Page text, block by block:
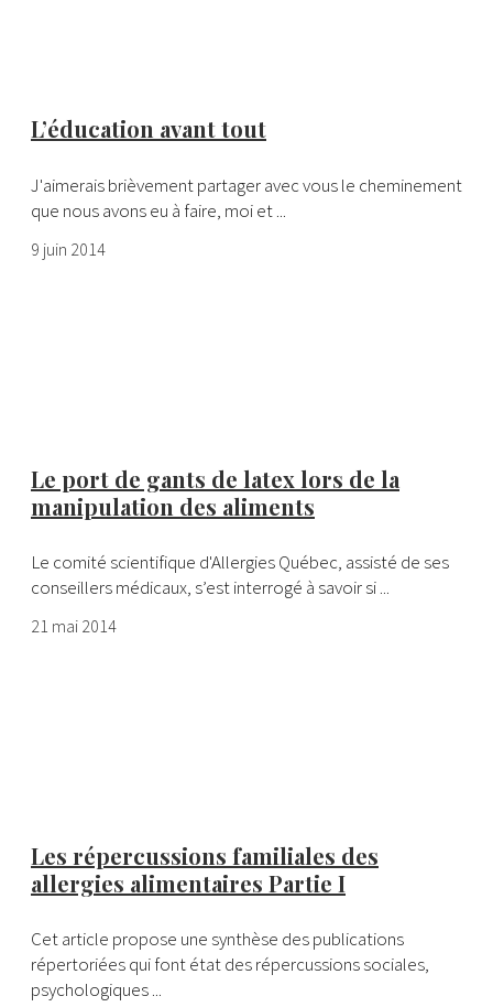
L’éducation avant tout
J'aimerais brièvement partager avec vous le cheminement
que nous avons eu à faire, moi et ...
9 juin 2014
Le port de gants de latex lors de la
manipulation des aliments
Le comité scientifique d'Allergies Québec, assisté de ses
conseillers médicaux, s’est interrogé à savoir si ...
21 mai 2014
Les répercussions familiales des
allergies alimentaires Partie I
Cet article propose une synthèse des publications
répertoriées qui font état des répercussions sociales,
psychologiques ...